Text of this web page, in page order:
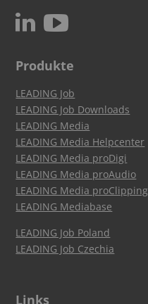
N c
Produkte
LEADING Job
LEADING Job Downloads
LEADING Media
LEADING Media Helpcenter
LEADING Media proDigi
LEADING Media proAudio
LEADING Media proClipping
LEADING Mediabase
LEADING Job Poland
LEADING Job Czechia
Links